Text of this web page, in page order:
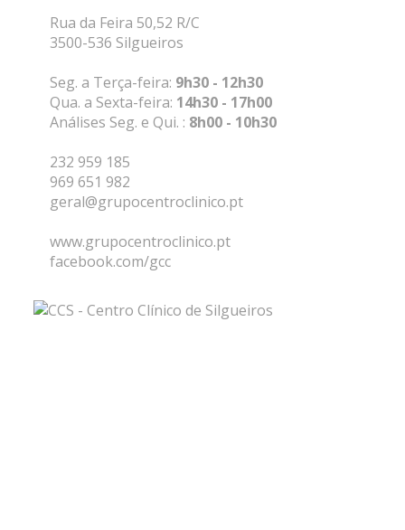
Rua da Feira 50,52 R/C
3500-536 Silgueiros
Seg. a Terça-feira: 9h30 - 12h30
Qua. a Sexta-feira: 14h30 - 17h00
Análises Seg. e Qui. : 8h00 - 10h30
232 959 185
969 651 982
geral@grupocentroclinico.pt
www.grupocentroclinico.pt
facebook.com/gcc